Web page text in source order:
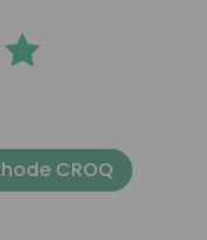
CROQ